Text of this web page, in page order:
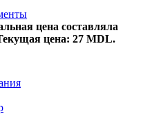
цена составляла
цена: 27 MDL.